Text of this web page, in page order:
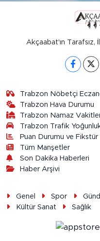
Akçaabat'ın
Trabzon Nöbetçi
Trabzon Hava Durumu
Trabzon Namaz
Trabzon Trafik
Puan Durumu ve Fikstür
Tüm Manşetler
Son Dakika Haberleri
Haber Arşivi
Genel Spor
Kültür Sanat
Sağlık